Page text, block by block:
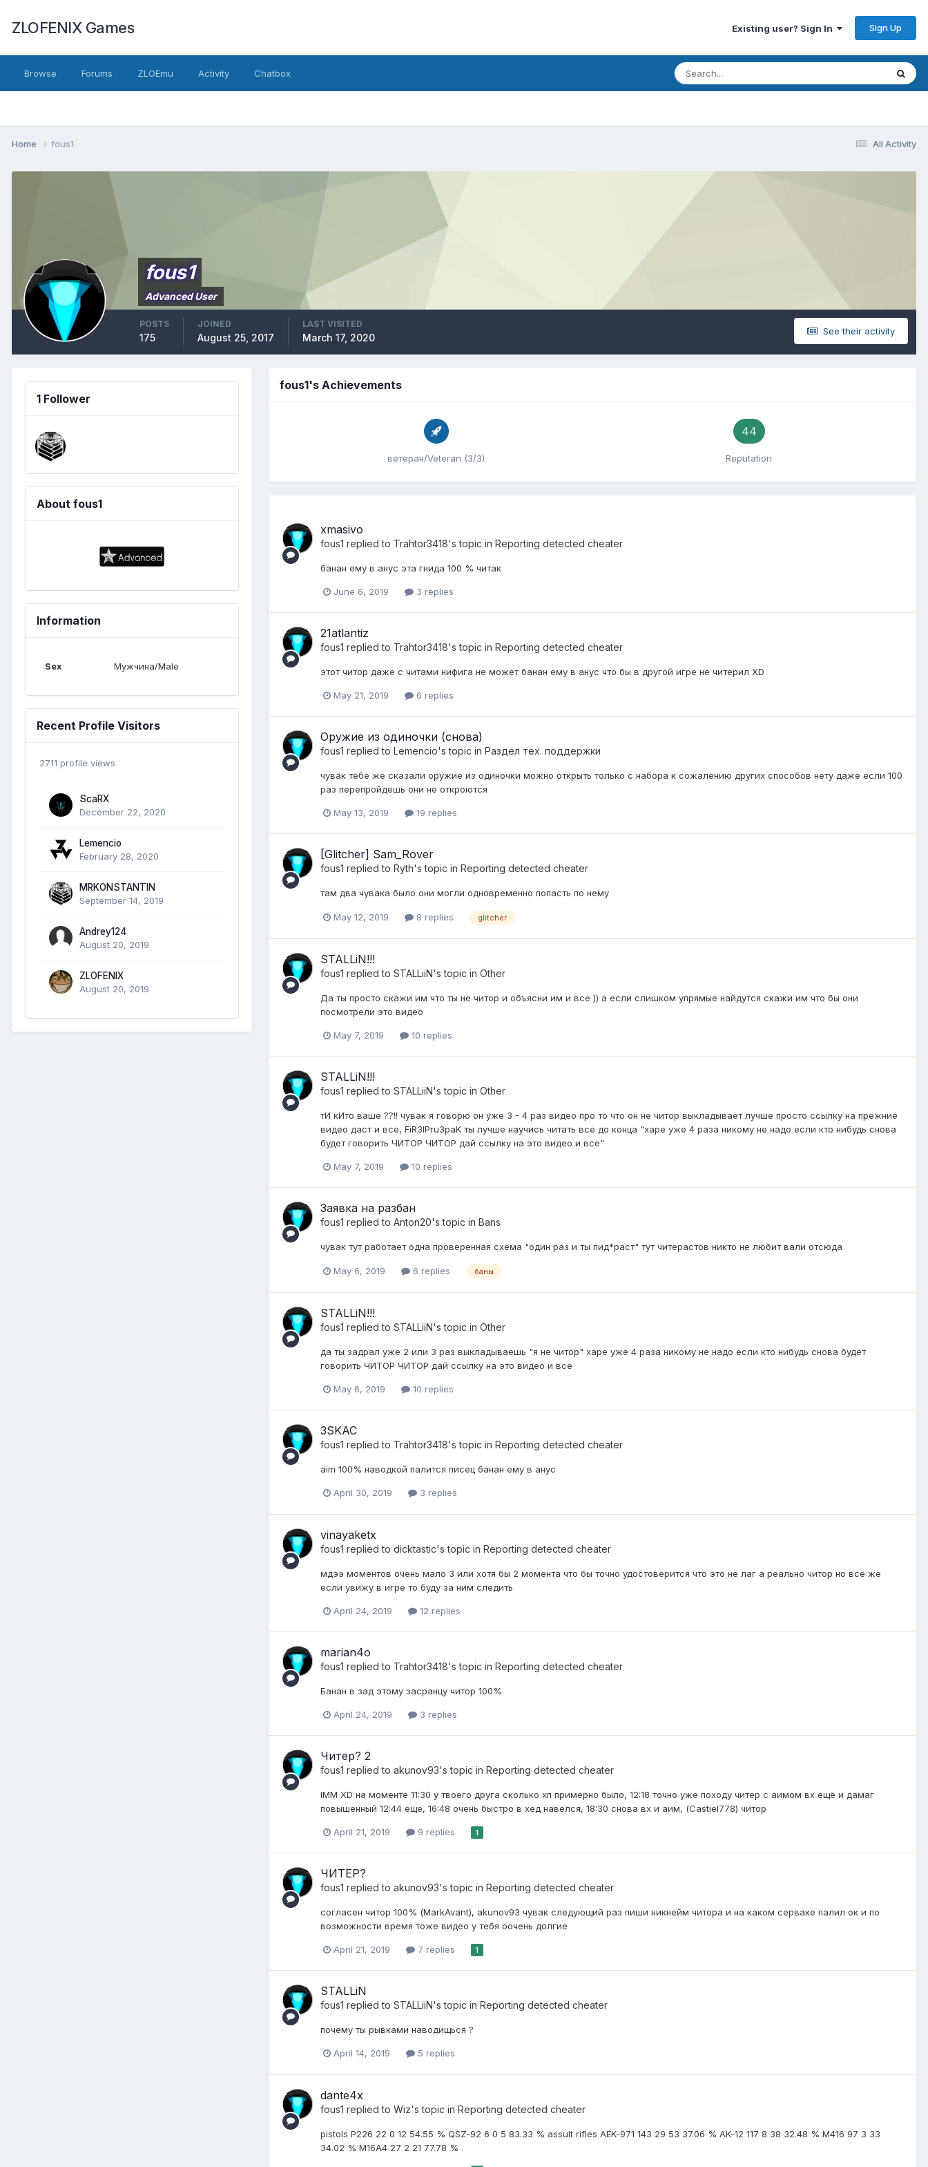
ZLOFENIX Games Existing user? Sign In Sign Up
Browse Forums ZLOEmu Activity Chatbox
All Activity
Home fous1
fous1
Advanced User
See their activity
POSTS
175
JOINED
August 25, 2017
LAST VISITED
March 17, 2020
1 Follower
About fous1
Information
Sex Мужчина/Male
Recent Profile Visitors
2711 profile views
ScaRX
December 22, 2020
Lemencio
February 28, 2020
MRKONSTANTIN
September 14, 2019
Andrey124
August 20, 2019
ZLOFENIX
August 20, 2019
fous1's Achievements
ветеран/Veteran (3/3)
44
Reputation
xmasivo
fous1 replied to Trahtor3418's topic in Reporting detected cheater
банан ему в анус эта гнида 100 % читак
June 6, 2019 3 replies
21atlantiz
fous1 replied to Trahtor3418's topic in Reporting detected cheater
этот читор даже с читами нифига не может банан ему в анус что бы в другой игре не читерил XD
May 21, 2019 6 replies
Оружие из одиночки (снова)
fous1 replied to Lemencio's topic in Раздел тех. поддержки
чувак тебе же сказали оружие из одиночки можно открыть только с набора к сожалению других способов нету даже если 100
раз перепройдешь они не откроются
May 13, 2019 19 replies
[Glitcher] Sam_Rover
fous1 replied to Ryth's topic in Reporting detected cheater
там два чувака было они могли одновременно попасть по нему
May 12, 2019 8 replies glitcher
STALLiN!!!
fous1 replied to STALLiiN's topic in Other
Да ты просто скажи им что ты не читор и объясни им и все )) а если слишком упрямые найдутся скажи им что бы они
посмотрели это видео
May 7, 2019 10 replies
STALLiN!!!
fous1 replied to STALLiiN's topic in Other
тИ кИто ваше ??!! чувак я говорю он уже 3 - 4 раз видео про то что он не читор выкладывает лучше просто ссылку на прежние
видео даст и все, FiR3IPru3paK ты лучше научись читать все до конца "харе уже 4 раза никому не надо если кто нибудь снова
будет говорить ЧИТОР ЧИТОР дай ссылку на это видео и все"
May 7, 2019 10 replies
Заявка на разбан
fous1 replied to Anton20's topic in Bans
чувак тут работает одна проверенная схема "один раз и ты пид*раст" тут читерастов никто не любит вали отсюда
May 6, 2019 6 replies баны
STALLiN!!!
fous1 replied to STALLiiN's topic in Other
да ты задрал уже 2 или 3 раз выкладываешь "я не читор" харе уже 4 раза никому не надо если кто нибудь снова будет
говорить ЧИТОР ЧИТОР дай ссылку на это видео и все
May 6, 2019 10 replies
3SKAC
fous1 replied to Trahtor3418's topic in Reporting detected cheater
aim 100% наводкой палится писец банан ему в анус
April 30, 2019 3 replies
vinayaketx
fous1 replied to dicktastic's topic in Reporting detected cheater
мдээ моментов очень мало 3 или хотя бы 2 момента что бы точно удостоверится что это не лаг а реально читор но все же
если увижу в игре то буду за ним следить
April 24, 2019 12 replies
marian4o
fous1 replied to Trahtor3418's topic in Reporting detected cheater
Банан в зад этому засранцу читор 100%
April 24, 2019 3 replies
Читер? 2
fous1 replied to akunov93's topic in Reporting detected cheater
IMM XD на моменте 11:30 у твоего друга сколько хп примерно было, 12:18 точно уже походу читер с аимом вх ещё и дамаг
повышенный 12:44 еще, 16:48 очень быстро в хед навелся, 18:30 снова вх и аим, (Castiel778) читор
April 21, 2019 9 replies 1
ЧИТЕР?
fous1 replied to akunov93's topic in Reporting detected cheater
согласен читор 100% (MarkAvant), akunov93 чувак следующий раз пиши никнейм читора и на каком серваке палил ок и по
возможности время тоже видео у тебя оочень долгие
April 21, 2019 7 replies 1
STALLiN
fous1 replied to STALLiiN's topic in Reporting detected cheater
почему ты рывками наводищься ?
April 14, 2019 5 replies
dante4x
fous1 replied to Wiz's topic in Reporting detected cheater
pistols P226 22 0 12 54.55 % QSZ-92 6 0 5 83.33 % assult rifles AEK-971 143 29 53 37.06 % AK-12 117 8 38 32.48 % M416 97 3 33
34.02 % M16A4 27 2 21 77.78 %